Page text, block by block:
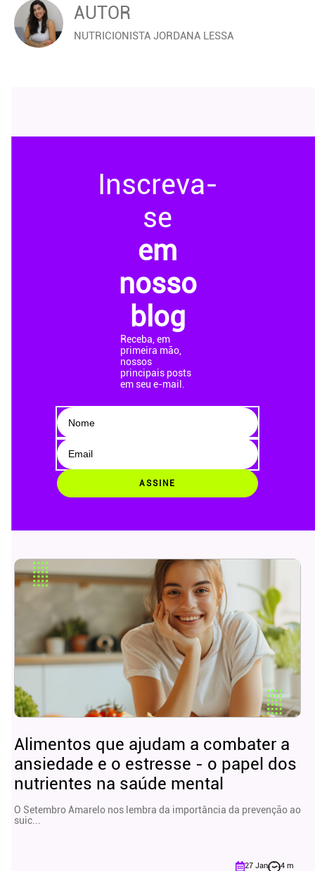
AUTOR
NUTRICIONISTA JORDANA LESSA
Inscreva-
se
em
nosso
blog
Receba, em
primeira mão,
nossos
principais posts
em seu e-mail.
ASSINE
Alimentos que ajudam a combater a
ansiedade e o estresse - o papel dos
nutrientes na saúde mental
O Setembro Amarelo nos lembra da importância da prevenção ao
suic...
27 Jan 4 m